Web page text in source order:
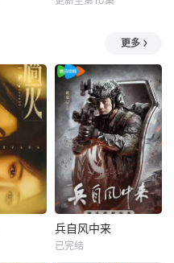
更多
兵自风中来
已完结